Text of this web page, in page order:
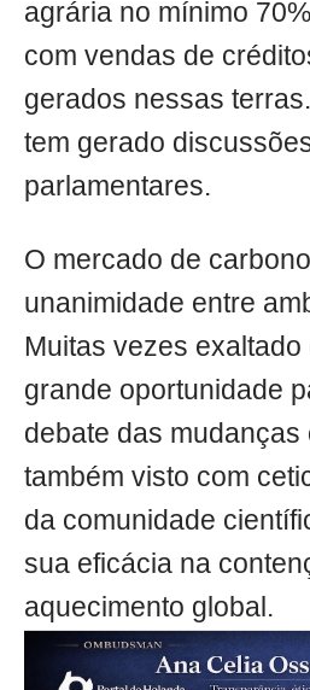
agrária no mínimo
com vendas de
gerados nessas
tem gerado
parlamentares.
O mercado de
unanimidade entre
Muitas vezes
grande oportunidade
debate das mudanças
também visto com
da comunidade
sua eficácia na
aquecimento global.